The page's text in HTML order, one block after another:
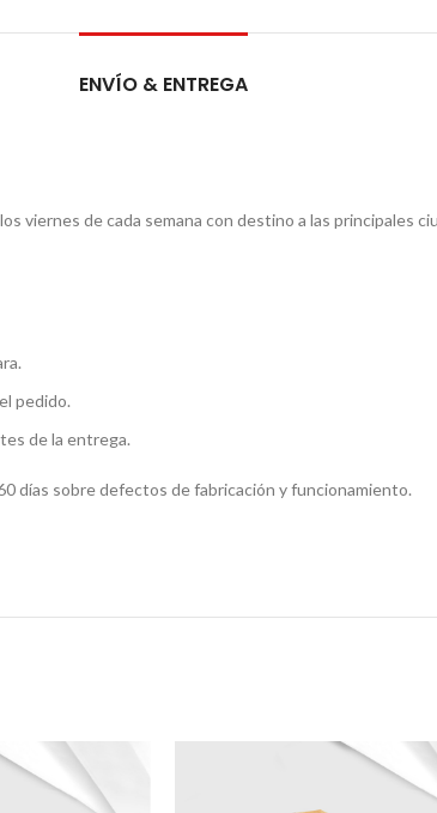
ENVÍO & ENTREGA
de cada semana con destino a las principales
pedido.
de la entrega.
días sobre defectos de fabricación y funcionamiento.